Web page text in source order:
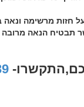
חזות מרשימה ונאה
תבטיח הנאה